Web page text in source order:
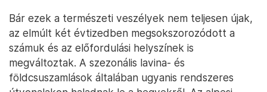
Bár ezek a természeti veszélyek nem teljesen újak,
az elmúlt két évtizedben megsokszorozódott a
számuk és az előfordulási helyszínek is
megváltoztak. A szezonális lavina- és
földcsuszamlások általában ugyanis rendszeres